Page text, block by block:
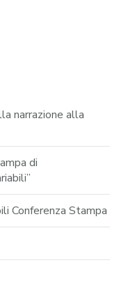
narrazione alla
di
Conferenza Stampa